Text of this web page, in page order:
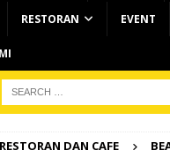
RESTORAN EVENT
RESTORAN DAN CAFE